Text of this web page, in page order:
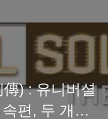
) : 유니버셜
편, 두 개의